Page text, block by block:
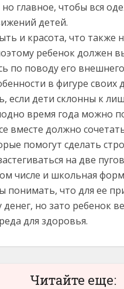
главное, чтобы вся
детей.
и красота, что также
ребенок должен
по поводу его
в фигуре своих
если дети склонны к
время года можно
вместе должно
помогут сделать
на две
числе и школьная
что для ее
но зато ребенок
для здоровья.
Читайте еще: